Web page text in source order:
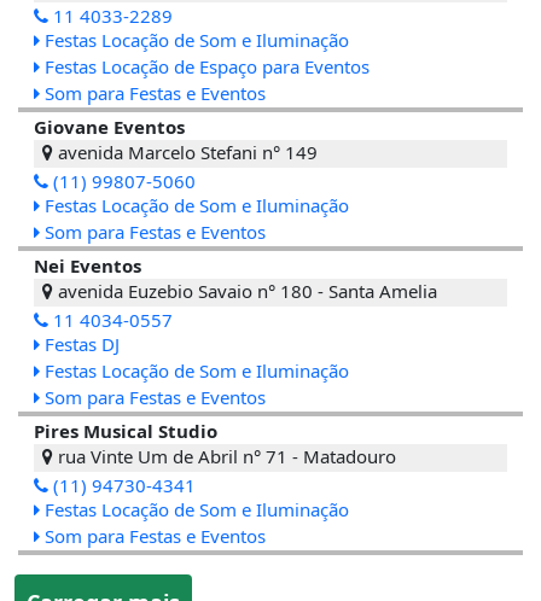
11 4033-2289
Festas Locação de Som e Iluminação
Festas Locação de Espaço para Eventos
Som para Festas e Eventos
Giovane Eventos
avenida Marcelo Stefani n° 149
(11) 99807-5060
Festas Locação de Som e Iluminação
Som para Festas e Eventos
Nei Eventos
avenida Euzebio Savaio n° 180 - Santa Amelia
11 4034-0557
Festas DJ
Festas Locação de Som e Iluminação
Som para Festas e Eventos
Pires Musical Studio
rua Vinte Um de Abril n° 71 - Matadouro
(11) 94730-4341
Festas Locação de Som e Iluminação
Som para Festas e Eventos